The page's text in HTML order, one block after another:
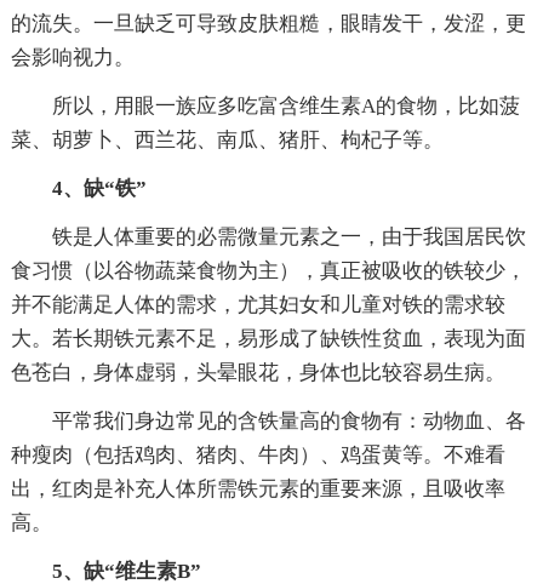
的流失。一旦缺乏可导致皮肤粗糙，眼睛发干，发涩，更
会影响视力。
所以，用眼一族应多吃富含维生素A的食物，比如菠
菜、胡萝卜、西兰花、南瓜、猪肝、枸杞子等。
4、缺“铁”
铁是人体重要的必需微量元素之一，由于我国居民饮
食习惯（以谷物蔬菜食物为主），真正被吸收的铁较少，
并不能满足人体的需求，尤其妇女和儿童对铁的需求较
大。若长期铁元素不足，易形成了缺铁性贫血，表现为面
色苍白，身体虚弱，头晕眼花，身体也比较容易生病。
平常我们身边常见的含铁量高的食物有：动物血、各
种瘦肉（包括鸡肉、猪肉、牛肉）、鸡蛋黄等。不难看
出，红肉是补充人体所需铁元素的重要来源，且吸收率
高。
5、缺“维生素B”